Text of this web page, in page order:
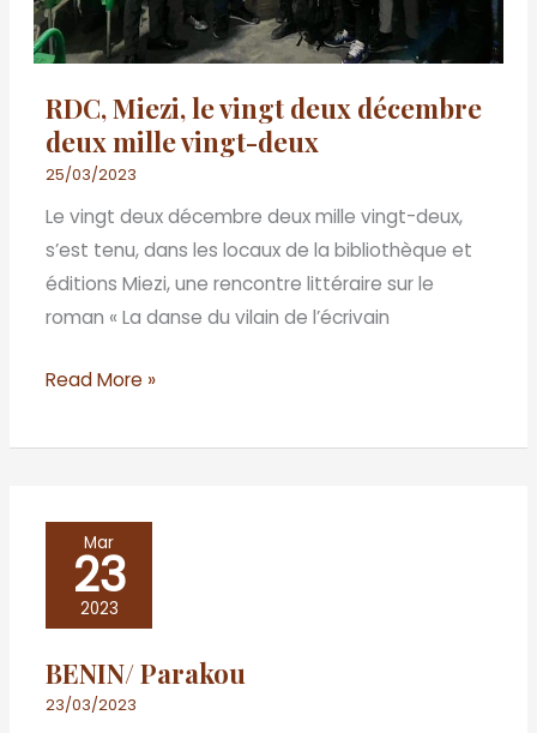
RDC, Miezi, le vingt deux décembre
deux mille vingt-deux
25/03/2023
Le vingt deux décembre deux mille vingt-deux,
s’est tenu, dans les locaux de la bibliothèque et
éditions Miezi, une rencontre littéraire sur le
roman « La danse du vilain de l’écrivain
vingt-
deux
Read More »
Mar
23
2023
BENIN/ Parakou
23/03/2023
BENIN/
Parakou